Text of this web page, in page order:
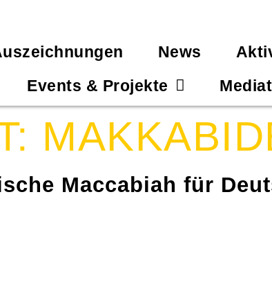
News
Events & Projekte
Maccabiah für